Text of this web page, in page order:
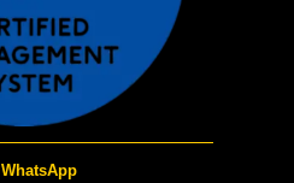
WhatsApp